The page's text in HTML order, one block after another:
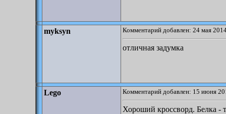
myksyn Комментарий добавлен: 24 мая
отличная задумка
Lego Комментарий добавлен: 15 июня
Хороший кроссворд. Белка -